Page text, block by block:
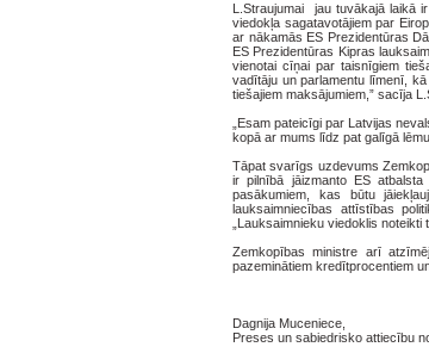
L.Straujumai jau tuvākajā laikā
viedokļa sagatavotājiem par
ar nākamās ES Prezidentūras
ES Prezidentūras Kipras
vienotai cīņai par taisnīgiem
vadītāju un parlamentu līmenī,
tiešajiem maksājumiem,” sacīja
„Esam pateicīgi par Latvijas
kopā ar mums līdz pat galīgā
Tāpat svarīgs uzdevums
ir pilnībā jāizmanto ES
pasākumiem, kas būtu
lauksaimniecības attīstības
„Lauksaimnieku viedoklis
Zemkopības ministre arī
pazeminātiem kredītprocentiem
Dagnija Muceniece,
Preses un sabiedrisko attiecību